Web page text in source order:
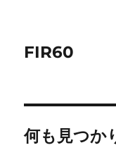
FIR60
何も見つか